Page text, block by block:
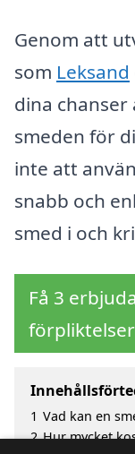
Genom att
som Leksand
dina
smeden för
inte att
snabb och
smed i och
Få 3
förpliktelser
1 Vad kan en
2 Hur mycket